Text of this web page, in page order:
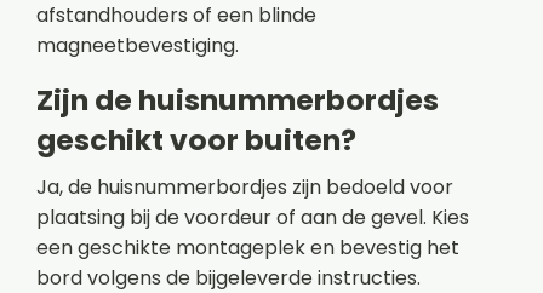
afstandhouders of een blinde
magneetbevestiging.
Zijn de huisnummerbordjes
geschikt voor buiten?
Ja, de huisnummerbordjes zijn bedoeld voor
plaatsing bij de voordeur of aan de gevel. Kies
een geschikte montageplek en bevestig het
bord volgens de bijgeleverde instructies.